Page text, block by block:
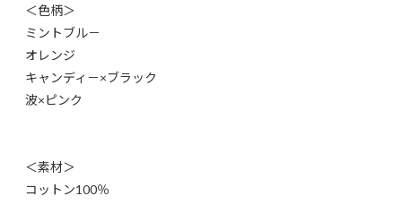
＜色柄＞
ミントブル－
オレンジ
キャンディ－×ブラック
波×ピンク
＜素材＞
コットン100％